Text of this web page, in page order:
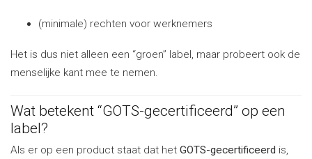
(minimale) rechten voor werknemers
Het is dus niet alleen een “groen” label, maar probeert ook de
menselijke kant mee te nemen.
Wat betekent “GOTS-gecertificeerd” op een
label?
Als er op een product staat dat het GOTS-gecertificeerd is,